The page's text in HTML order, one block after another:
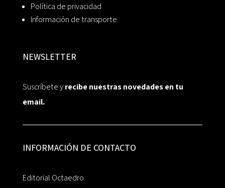
Política de privacidad
Información de transporte
NEWSLETTER
Suscríbete yrecibe nuestras novedades en tu
email.
INFORMACIÓN DE CONTACTO
Editorial Octaedro